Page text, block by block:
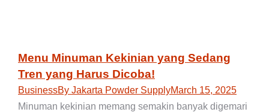
Menu Minuman Kekinian yang Sedang
Tren yang Harus Dicoba!
BusinessBy Jakarta Powder SupplyMarch 15, 2025
Minuman kekinian memang semakin banyak digemari